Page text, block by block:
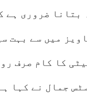
بتانا ضروری
میں سے بہت
کا کام صرف
جمال نے کہا